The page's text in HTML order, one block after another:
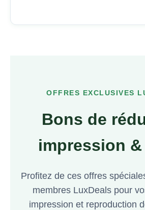
OFFRES EXCLUSIVES
Bons de
impression
Profitez de ces offres
membres LuxDeals pour
impression et reproduction